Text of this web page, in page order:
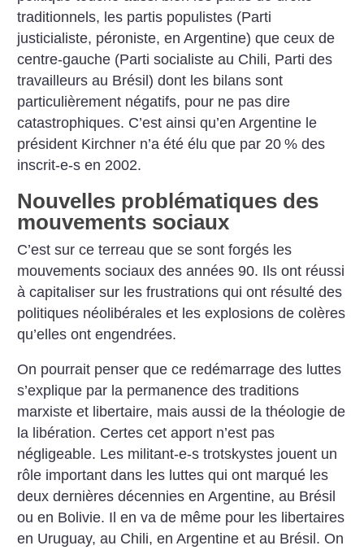
traditionnels, les partis populistes (Parti
justicialiste, péroniste, en Argentine) que ceux de
centre-gauche (Parti socialiste au Chili, Parti des
travailleurs au Brésil) dont les bilans sont
particulièrement négatifs, pour ne pas dire
catastrophiques. C’est ainsi qu’en Argentine le
président Kirchner n’a été élu que par 20 % des
inscrit-e-s en 2002.
Nouvelles problématiques des
mouvements sociaux
C’est sur ce terreau que se sont forgés les
mouvements sociaux des années 90. Ils ont réussi
à capitaliser sur les frustrations qui ont résulté des
politiques néolibérales et les explosions de colères
qu’elles ont engendrées.
On pourrait penser que ce redémarrage des luttes
s’explique par la permanence des traditions
marxiste et libertaire, mais aussi de la théologie de
la libération. Certes cet apport n’est pas
négligeable. Les militant-e-s trotskystes jouent un
rôle important dans les luttes qui ont marqué les
deux dernières décennies en Argentine, au Brésil
ou en Bolivie. Il en va de même pour les libertaires
en Uruguay, au Chili, en Argentine et au Brésil. On